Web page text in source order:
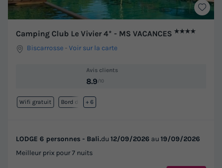
Camping Club Le Vivier 4* - MS VACANCES ★★★★
Biscarrosse -Voir sur la carte
Avis clients
8.9/10
Wifi gratuit Bord de mer
+ 6
LODGE 6 personnes - Bali.du 12/09/2026 au 19/09/2026
Meilleur prix pour 7 nuits